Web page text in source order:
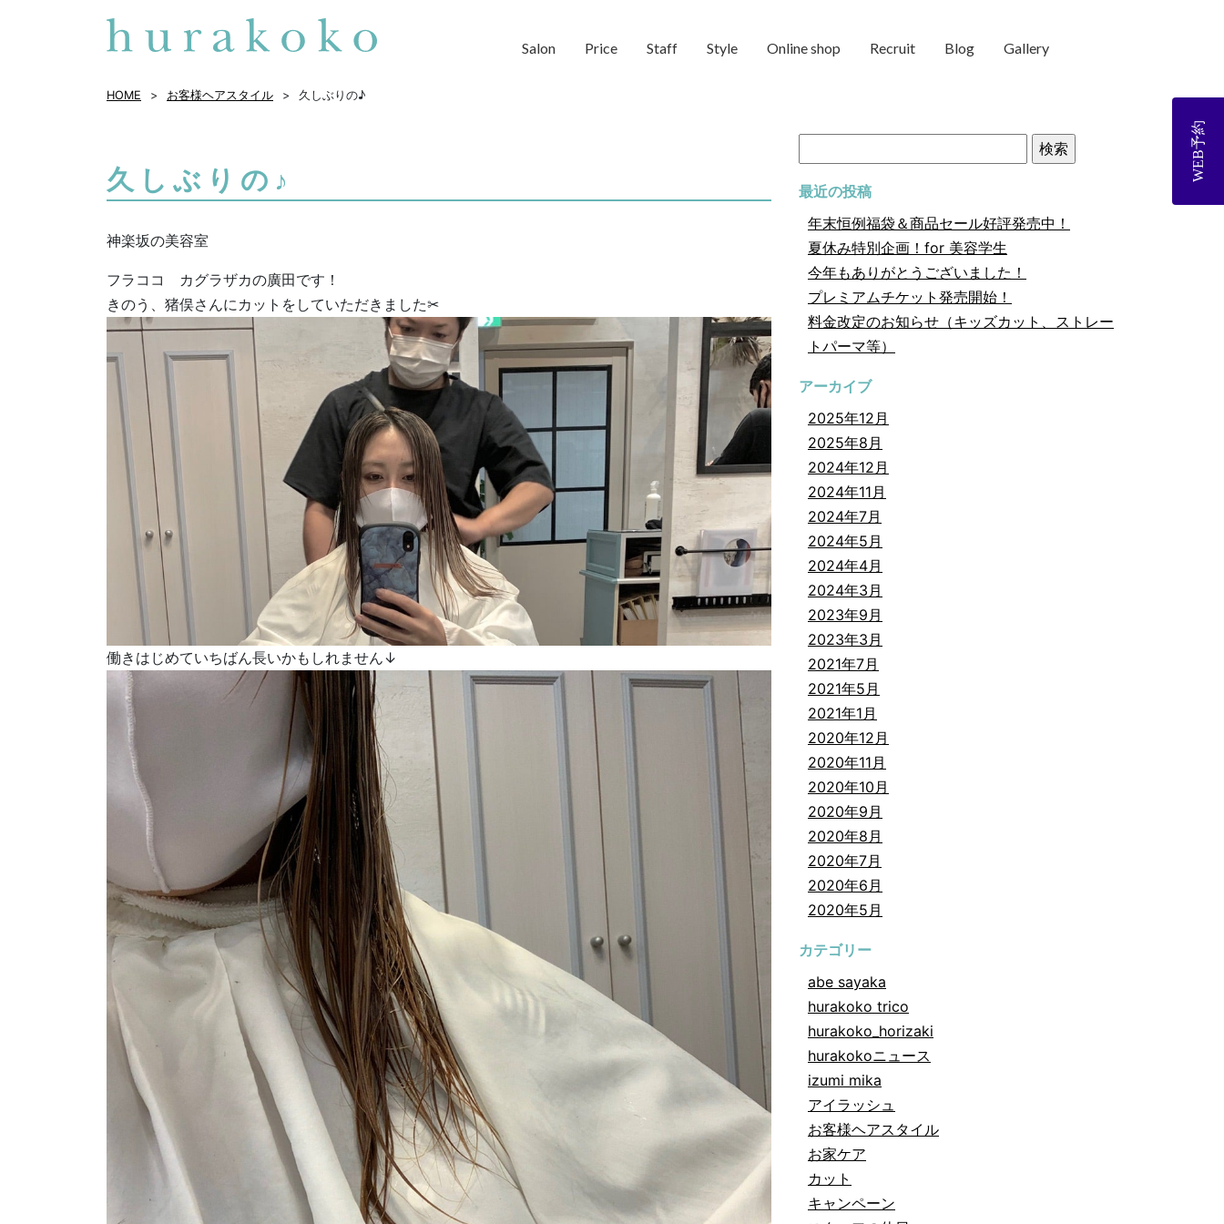
WEB予約
Salon Price Staff Style Online shop Recruit Blog Gallery
HOME お客様ヘアスタイル 久しぶりの♪
久しぶりの♪
神楽坂の美容室
フラココ カグラザカの廣田です！
きのう、猪俣さんにカットをしていただきました✂︎
働きはじめていちばん長いかもしれません↓
索:
最近の投稿
年末恒例福袋＆商品セール好評発売中！
夏休み特別企画！for 美容学生
今年もありがとうございました！
プレミアムチケット発売開始！
料金改定のお知らせ（キッズカット、ストレー
トパーマ等）
アーカイブ
2025年12月
2025年8月
2024年12月
2024年11月
2024年7月
2024年5月
2024年4月
2024年3月
2023年9月
2023年3月
2021年7月
2021年5月
2021年1月
2020年12月
2020年11月
2020年10月
2020年9月
2020年8月
2020年7月
2020年6月
2020年5月
カテゴリー
abe sayaka
hurakoko trico
hurakoko_horizaki
hurakokoニュース
izumi mika
アイラッシュ
お客様ヘアスタイル
お家ケア
カット
キャンペーン